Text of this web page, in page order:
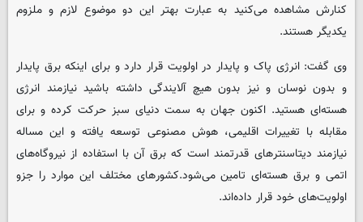
کنارش مشاهده می‌کنید به عبارت بهتر این دو موضوع لازم و ملزوم
یکدیگر هستند.
وی گفت: انرژی پاک و پایدار در اولویت قرار دارد و برای اینکه برق پایدار
و بدون نوسان و نیز بدون هیچ آلایندگی داشته باشید نیازمند انرژی
هسته‌ای هستید. اکنون جهان به سمت دنیای سبز حرکت کرده و برای
مقابله با تغییرات اقلیمی، هوش مصنوعی توسعه یافته و این مساله
نیازمند دیتاسنترهای قدرتمند است که برق آن با استفاده از نیروگاه‌های
اتمی و برق هسته‌ای تامین می‌شود.کشورهای مختلف این موارد را جزو
اولویت‌های خود قرار داده‌اند.